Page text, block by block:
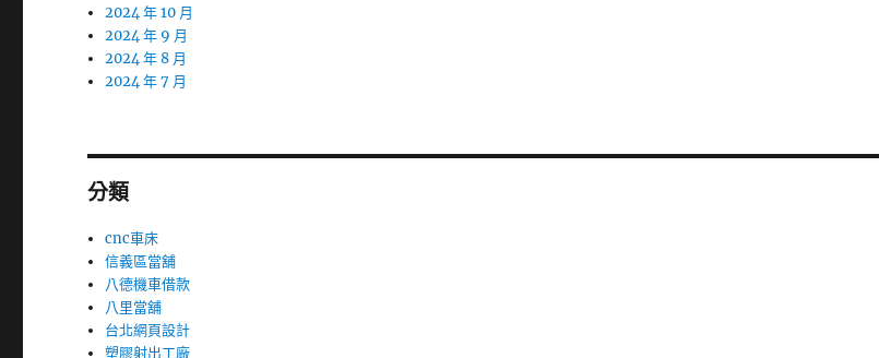
2024 年 10 月
2024 年 9 月
2024 年 8 月
2024 年 7 月
分類
cnc車床
信義區當舖
八德機車借款
八里當舖
台北網頁設計
塑膠射出工廠